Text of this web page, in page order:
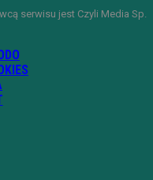
serwisu jest Czyli Media Sp.